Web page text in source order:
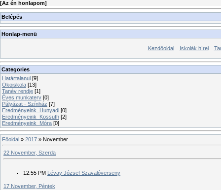
[Az én honlapom]
Belépés
Honlap-menü
Kezdőoldal Iskolák hírei
Categories
Határtalanul [9]
Ökoiskola [13]
Tanév rendje [1]
Éves munkaterv [0]
Pályázat - Színház [7]
Eredményeink_Hunyadi [0]
Eredményeink_Kossuth [2]
Eredményeink_Móra [0]
Főoldal » 2017 » November
22 November, Szerda
12:55 PM Lévay József Szavalóverseny
17 November, Péntek